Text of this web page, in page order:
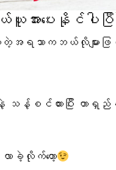
ားပေးနိုင်ပါပြီ
းတဲ့အရသာကဘယ်လိုများဖ
ထားပြီး တာရှည်ခံဆေ
ာခဲ့လိုက်တော့